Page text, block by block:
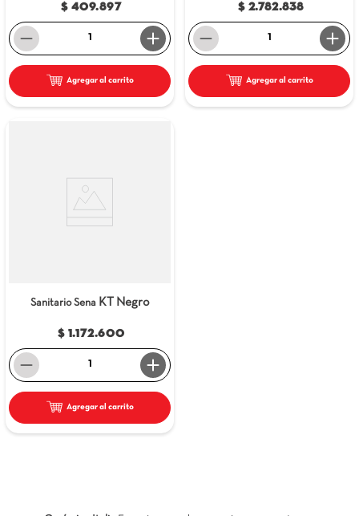
$ 409.897
＋
－
Agregar al carrito
$ 2.782.838
＋
－
Agregar al carrito
Sanitario Sena KT Negro
$ 1.172.600
＋
－
Agregar al carrito